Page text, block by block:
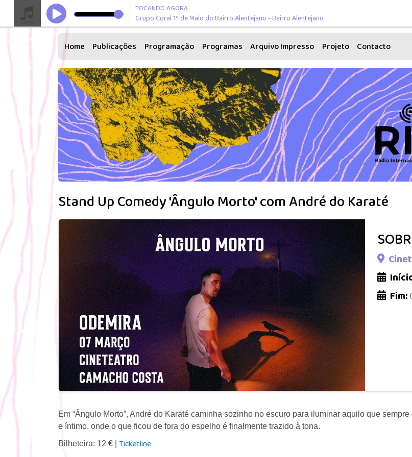
TOCANDO AGORA
Grupo Coral 1º de Maio do Bairro Alentejano - Bairro Alentejano
Home Publicações Programação Programas Arquivo Impresso Projeto Contacto
Stand Up Comedy 'Ângulo Morto' com André do Karaté
Fim:
Em “Ângulo Morto”, André do Karaté caminha sozinho no escuro para iluminar aquilo que
e íntimo, onde o que ficou de fora do espelho é finalmente trazido à tona.
Bilheteira: 12 € | Ticketline